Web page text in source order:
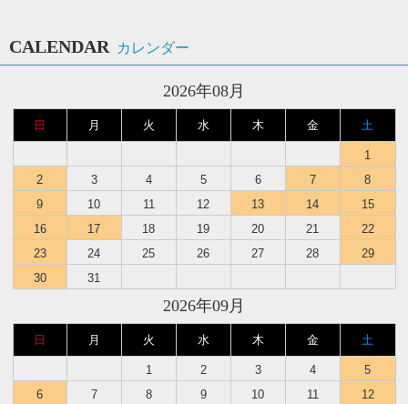
CALENDAR カレンダー
2026年08月
日 月 火 水 木 金 土
1
2
3 4 5 6 7
8
9
10 11 12 13 14
15
16
17 18 19 20 21
22
23
24 25 26 27 28
29
30
31
2026年09月
日 月 火 水 木 金 土
1 2 3 4
5
6
7 8 9 10 11 12